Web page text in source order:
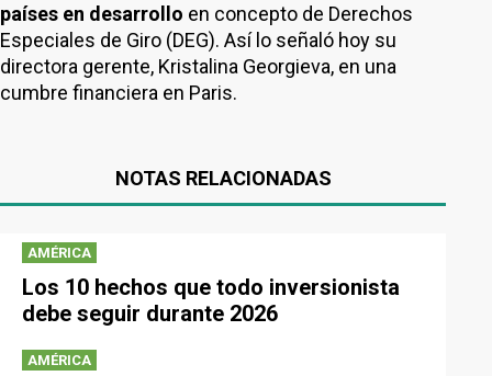
países en desarrollo en concepto de Derechos
Especiales de Giro (DEG). Así lo señaló hoy su
directora gerente, Kristalina Georgieva, en una
cumbre financiera en Paris.
NOTAS RELACIONADAS
AMÉRICA
Los 10 hechos que todo inversionista
debe seguir durante 2026
AMÉRICA